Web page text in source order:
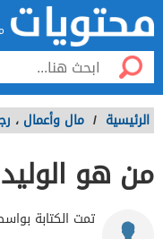
الرئيسية / مال وأعمال ،
من هو
تمت الكتابة